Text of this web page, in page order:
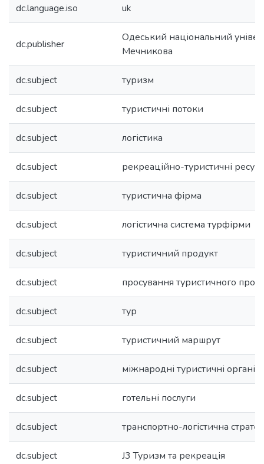
dc.language.iso uk
dc.publisher
Одеський національний
Мечникова
dc.subject туризм
dc.subject туристичні потоки
dc.subject логістика
dc.subject рекреаційно-туристичні
dc.subject туристична фірма
dc.subject логістична система турфірми
dc.subject туристичний продукт
dc.subject просування туристичного
dc.subject тур
dc.subject туристичний маршрут
dc.subject міжнародні туристичні
dc.subject готельні послуги
dc.subject транспортно-логістична
dc.subject J3 Туризм та рекреація